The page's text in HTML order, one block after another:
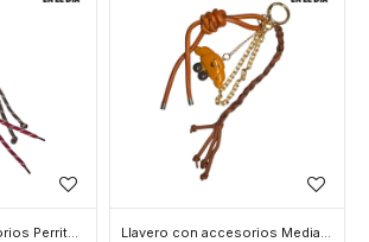
Llavero con accesorios Perrito Bulldog - Marron Llavero con accesorios Medialuna - Marron